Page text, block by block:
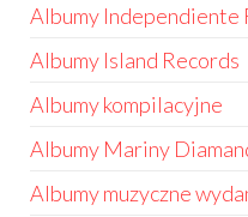
Albumy Independiente
Albumy Island Records
Albumy kompilacyjne
Albumy Mariny
Albumy muzyczne